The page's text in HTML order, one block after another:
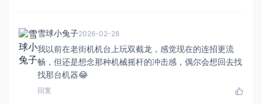
雪球小兔子2026-02-28
我以前在老街机机台上玩双截龙，感觉现在的连招更流
畅，但还是想念那种机械摇杆的冲击感，偶尔会想回去找
找那台机器😂
回复